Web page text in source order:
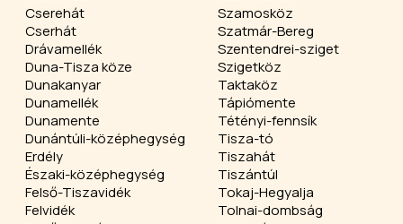
Cserehát
Cserhát
Drávamellék
Duna-Tisza köze
Dunakanyar
Dunamellék
Dunamente
Dunántúli-középhegység
Erdély
Északi-középhegység
Felső-Tiszavidék
Felvidék
Szamosköz
Szatmár-Bereg
Szentendrei-sziget
Szigetköz
Taktaköz
Tápiómente
Tétényi-fennsík
Tisza-tó
Tiszahát
Tiszántúl
Tokaj-Hegyalja
Tolnai-dombság